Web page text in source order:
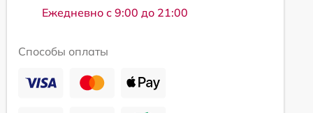
Ежедневно с 9:00 до 21:00
Способы оплаты